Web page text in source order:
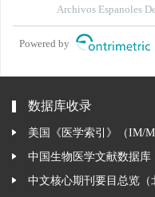
nephropathy
Archivos Espanoles
Powered by
数据库收录
美国《医学索引》（IM/
中国生物医学文献数据库
中文核心期刊要目总览（